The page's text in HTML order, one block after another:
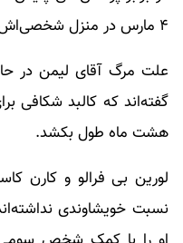
۴ مارس در منزل شخصی‌اش درگذشته است.
علت مرگ آقای لیمن در
گفته‌اند که کالبد
هشت ماه طول بکشد.
لورین بی فرالو و کارن
نسبت خویشاوندی